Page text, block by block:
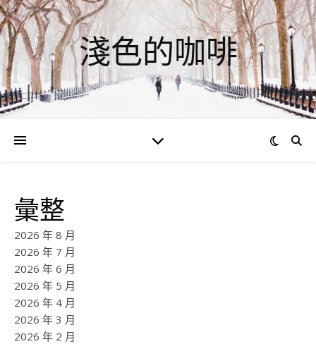
淺色的咖啡
彙整
2026 年 8 月
2026 年 7 月
2026 年 6 月
2026 年 5 月
2026 年 4 月
2026 年 3 月
2026 年 2 月